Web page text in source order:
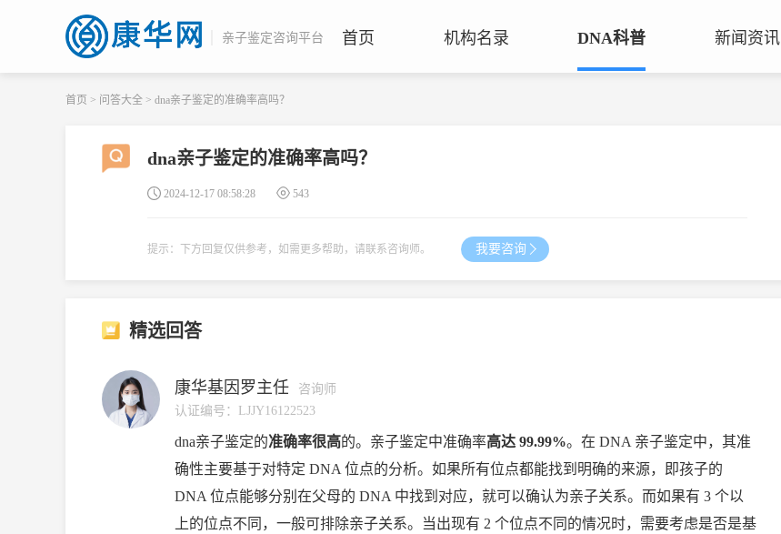
亲子鉴定咨询平台 首页 机构名录 DNA科普 新闻资讯
首页 > 问答大全 > dna亲子鉴定的准确率高吗？
dna亲子鉴定的准确率高吗？
2024-12-17 08:58:28 543
提示：下方回复仅供参考，如需更多帮助，请联系咨询师。 我要咨询
精选回答
康华基因罗主任
咨询师
认证编号：
LJJY16122523
dna亲子鉴定的准确率很高的。亲子鉴定中准确率高达 99.99%。在 DNA 亲子鉴定中，其准
确性主要基于对特定 DNA 位点的分析。如果所有位点都能找到明确的来源，即孩子的
DNA 位点能够分别在父母的 DNA 中找到对应，就可以确认为亲子关系。而如果有 3 个以
上的位点不同，一般可排除亲子关系。当出现有 2 个位点不同的情况时，需要考虑是否是基